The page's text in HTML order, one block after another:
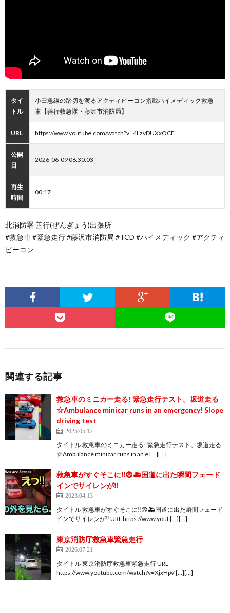
タイ
トル
小田急線の踏切を渡るアクティビーコン搭載ハイメディック救急
車【善行救急隊・藤沢市消防局】
URL https://www.youtube.com/watch?v=4LzvDUXxOCE
公開
日
2026-06-09 06:30:03
再生
時間
00:17
北消防署 善行(ぜんぎょう)出張所
#救急車 #緊急走行 #藤沢市消防局 #TCD #ハイメディック #アクティ
ビーコン
関連する記事
救急車のミニカー走る! 緊急走行テスト。坂道走る
☆Ambulance minicar runs in an emergency! Slope
driving test
2025.05.12
タイトル 救急車のミニカー走る! 緊急走行テスト。坂道走る
☆Ambulance minicar runs in an e […][…]
救急車がすぐそこに‼︎😨🚑国道に出た瞬間フェード
インでサイレンが‼︎
2023.04.13
タイトル 救急車がすぐそこに‼︎😨🚑国道に出た瞬間フェード
インでサイレンが‼︎ URL https://www.yout […][…]
東京消防庁救急車緊急走行
2026.07.21
タイトル 東京消防庁救急車緊急走行 URL
https://www.youtube.com/watch?v=XjxHpV […][…]